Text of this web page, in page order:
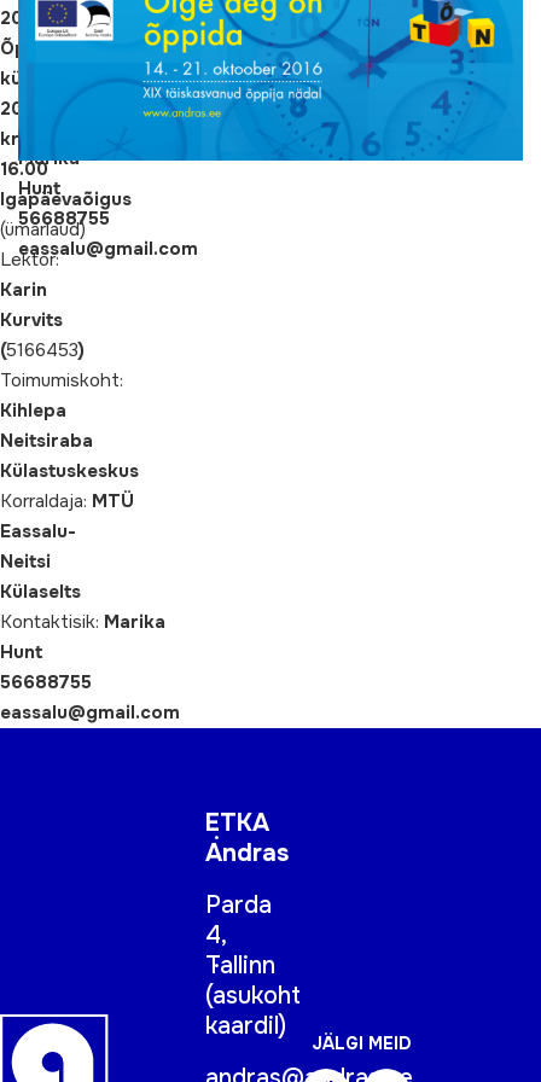
2016
Õppiv
küla
20.10.2016
krll
16.00
Igapäevaõigus
(ümarlaud)
Lektor:
Karin
Kurvits
(5166453)
Toimumiskoht:
Kihlepa
Neitsiraba
Külastuskeskus
Korraldaja: MTÜ
Eassalu-
Neitsi
Külaselts
Kontaktisik: Marika
Hunt
56688755
eassalu@gmail.com
arv:
12
registreerimine:
Marika
Hunt
56688755
eassalu@gmail.com
ETKA
Andras
Parda
4,
Tallinn
(asukoht
kaardil)
JÄLGI MEID